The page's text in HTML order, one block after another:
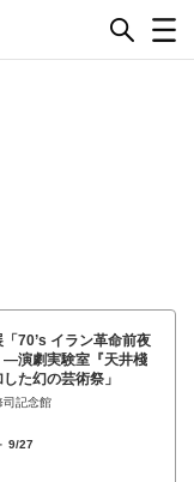
70’s イラン革命前夜
演劇実験室『天井棧
た幻の芸術祭」
司記念館
9/27